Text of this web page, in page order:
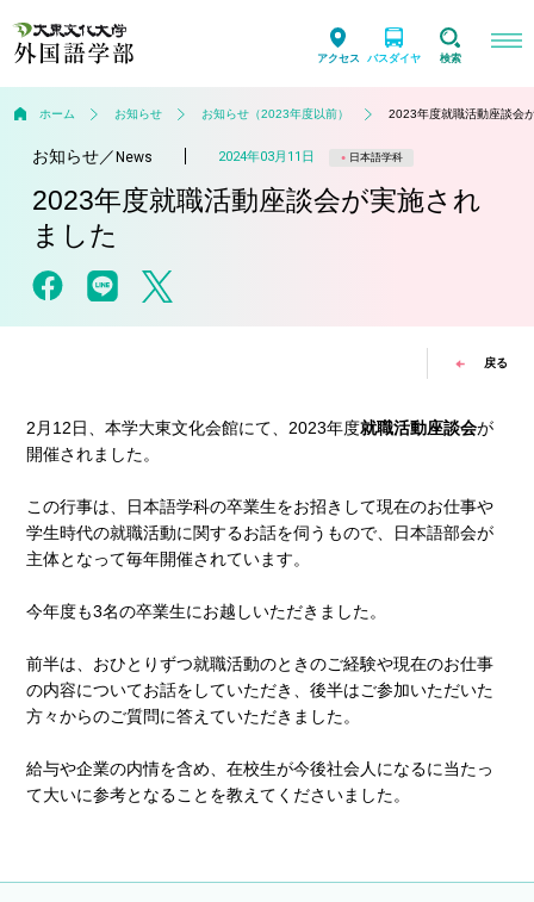
アクセス バスダイヤ 検索
ホーム お知らせ お知らせ（2023年度以前） 2023年度就職活動座談会
お知らせ／ News 2024年03月11日 日本語学科
2023年度就職活動座談会が実施され
ました
戻る
2月12日、本学大東文化会館にて、2023年度就職活動座談会が
開催されました。
この行事は、日本語学科の卒業生をお招きして現在のお仕事や
学生時代の就職活動に関するお話を伺うもので、日本語部会が
主体となって毎年開催されています。
今年度も3名の卒業生にお越しいただきました。
前半は、おひとりずつ就職活動のときのご経験や現在のお仕事
の内容についてお話をしていただき、後半はご参加いただいた
方々からのご質問に答えていただきました。
給与や企業の内情を含め、在校生が今後社会人になるに当たっ
て大いに参考となることを教えてくださいました。